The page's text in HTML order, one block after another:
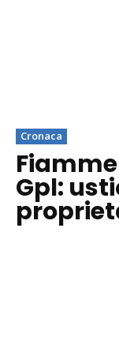
Cronaca
Gpl: